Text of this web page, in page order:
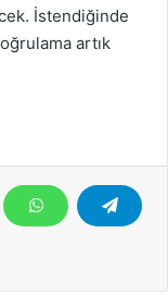
İstendiğinde
artık